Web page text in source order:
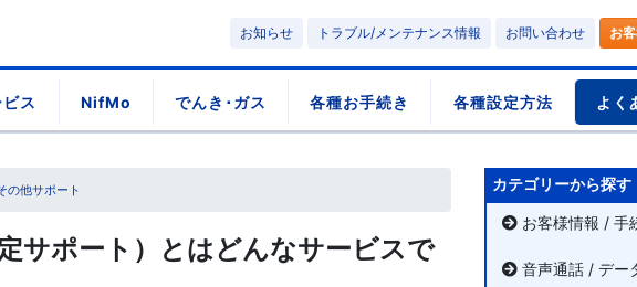
お知らせ トラブル/メンテナンス情報 お問い合わせ お
ス NifMo でんき･ガス 各種お手続き 各種設定方法 よく
の他サポート
サポート）とはどんなサービスで
カテゴリーから探す
お客様情報 / 手
音声通話 / デー